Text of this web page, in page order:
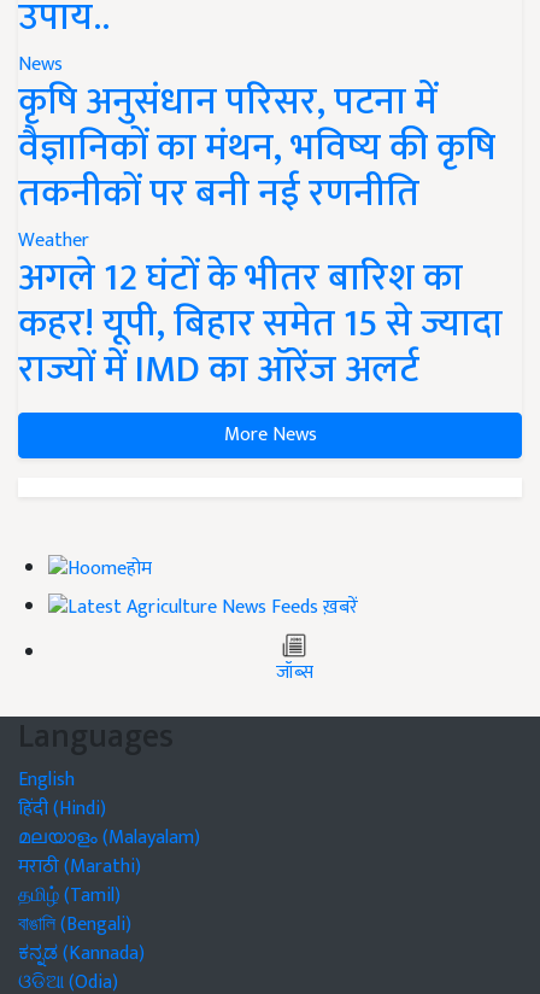
उपाय..
News
कृषि अनुसंधान परिसर, पटना में
वैज्ञानिकों का मंथन, भविष्य की कृषि
तकनीकों पर बनी नई रणनीति
Weather
अगले 12 घंटों के भीतर बारिश का
कहर! यूपी, बिहार समेत 15 से ज्यादा
राज्यों में IMD का ऑरेंज अलर्ट
More News
होम
ख़बरें
जॉब्स
Languages
English
हिंदी (Hindi)
മലയാളം (Malayalam)
मराठी (Marathi)
தமிழ் (Tamil)
বাঙালি (Bengali)
ಕನ್ನಡ (Kannada)
ଓଡିଆ (Odia)